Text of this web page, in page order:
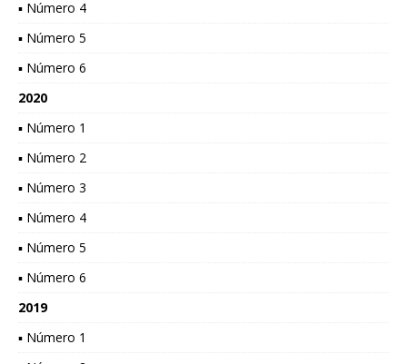
▪ Número 4
▪ Número 5
▪ Número 6
2020
▪ Número 1
▪ Número 2
▪ Número 3
▪ Número 4
▪ Número 5
▪ Número 6
2019
▪ Número 1